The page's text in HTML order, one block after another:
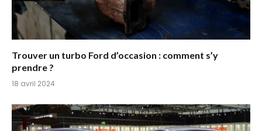
Trouver un turbo Ford d’occasion : comment s’y
prendre ?
18 avril 2024